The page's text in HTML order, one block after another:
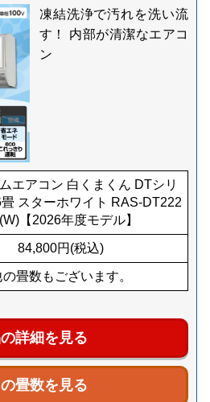
凍結洗浄で汚れを洗い流
す！ 内部が清潔なエアコ
ン
エアコン 白くまくん DTシリ
スターホワイト RAS-DT222
【2026年度モデル】
84,800円(税込)
畳数もございます。
詳細を見る
畳数を見る